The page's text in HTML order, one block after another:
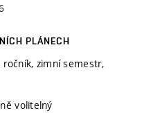
PLÁNECH
ročník, zimní semestr,
volitelný